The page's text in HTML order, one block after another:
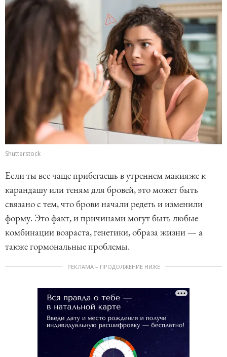
Shutterstock
Если ты все чаще прибегаешь в утреннем макияже к
карандашу или теням для бровей, это может быть
связано с тем, что брови начали редеть и изменили
форму. Это факт, и причинами могут быть любые
комбинации возраста, генетики, образа жизни — а
также гормональные проблемы.
РЕКЛАМА – ПРОДОЛЖЕНИЕ НИЖЕ